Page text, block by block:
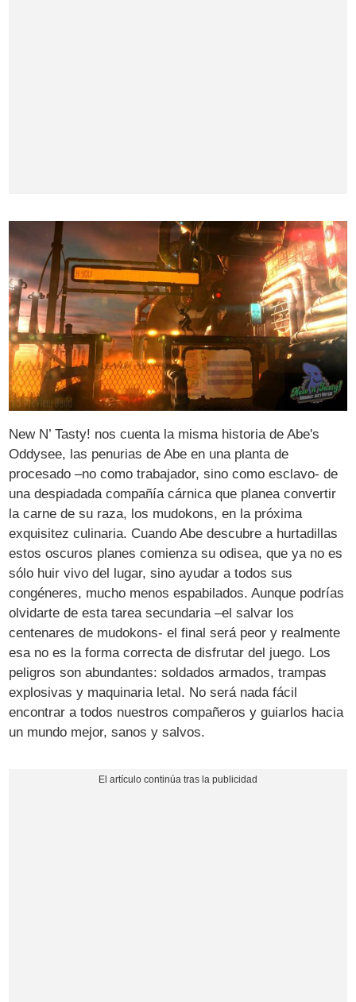
New N’ Tasty! nos cuenta la misma historia de Abe's
Oddysee, las penurias de Abe en una planta de
procesado –no como trabajador, sino como esclavo- de
una despiadada compañía cárnica que planea convertir
la carne de su raza, los mudokons, en la próxima
exquisitez culinaria. Cuando Abe descubre a hurtadillas
estos oscuros planes comienza su odisea, que ya no es
sólo huir vivo del lugar, sino ayudar a todos sus
congéneres, mucho menos espabilados. Aunque podrías
olvidarte de esta tarea secundaria –el salvar los
centenares de mudokons- el final será peor y realmente
esa no es la forma correcta de disfrutar del juego. Los
peligros son abundantes: soldados armados, trampas
explosivas y maquinaria letal. No será nada fácil
encontrar a todos nuestros compañeros y guiarlos hacia
un mundo mejor, sanos y salvos.